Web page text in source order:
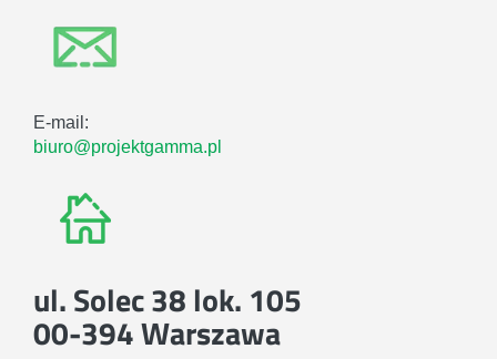
E-mail:
biuro@projektgamma.pl
ul. Solec 38 lok. 105
00-394 Warszawa